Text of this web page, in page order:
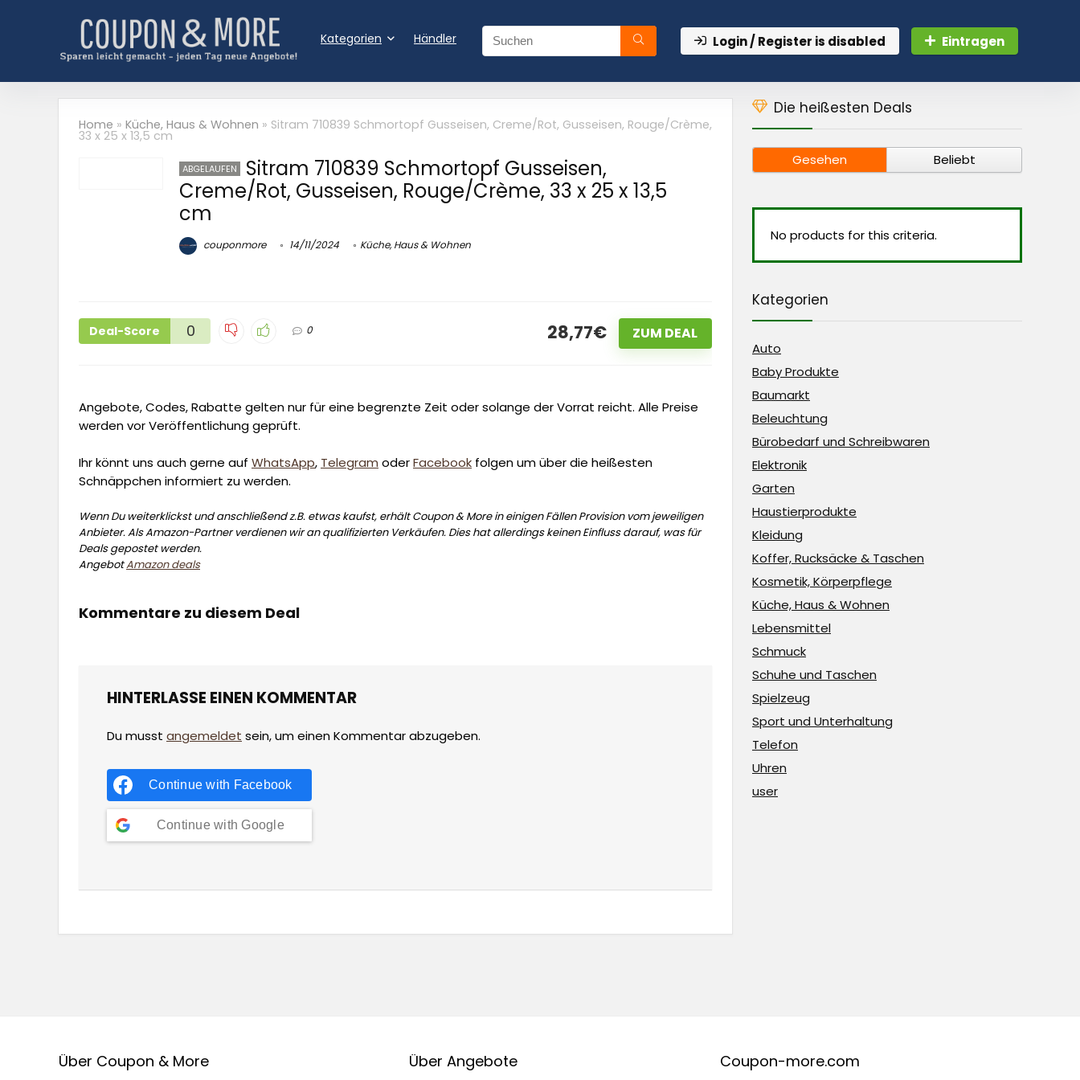
Kategorien Händler Login / Register is disabled Eintragen
Home » Küche, Haus & Wohnen » Sitram 710839 Schmortopf Gusseisen, Creme/Rot, Gusseisen, Rouge/Crème,
33 x 25 x 13,5 cm
ABGELAUFEN
Sitram 710839 Schmortopf Gusseisen,
Creme/Rot, Gusseisen, Rouge/Crème, 33 x 25 x 13,5
cm
couponmore 14/11/2024 Küche, Haus & Wohnen
Deal-Score 0 0 28,77€ ZUM DEAL
Angebote, Codes, Rabatte gelten nur für eine begrenzte Zeit oder solange der Vorrat reicht. Alle Preise
werden vor Veröffentlichung geprüft.
Ihr könnt uns auch gerne auf WhatsApp, Telegram oderFacebook folgen um über die heißesten
Schnäppchen informiert zu werden.
Wenn Du weiterklickst und anschließend z.B. etwas kaufst, erhält Coupon & More in einigen Fällen Provision vom jeweiligen
Anbieter. Als Amazon-Partner verdienen wir an qualifizierten Verkäufen. Dies hat allerdings keinen Einfluss darauf, was für
Deals gepostet werden.
AngebotAmazon deals
Kommentare zu diesem Deal
HINTERLASSE EINEN KOMMENTAR
Du musst angemeldet sein, um einen Kommentar abzugeben.
Continue with Facebook
Continue with Google
Die heißesten Deals
Gesehen Beliebt
No products for this criteria.
Kategorien
Auto
Baby Produkte
Baumarkt
Beleuchtung
Bürobedarf und Schreibwaren
Elektronik
Garten
Haustierprodukte
Kleidung
Koffer, Rucksäcke & Taschen
Kosmetik, Körperpflege
Küche, Haus & Wohnen
Lebensmittel
Schmuck
Schuhe und Taschen
Spielzeug
Sport und Unterhaltung
Telefon
Uhren
user
Über Coupon & More Über Angebote Coupon-more.com